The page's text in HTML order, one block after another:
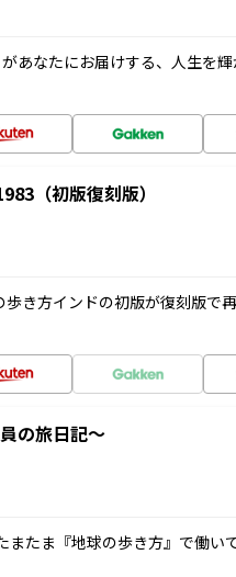
あなたにお届けする、人生を
（初版復刻版）
歩き方インドの初版が復刻版
の旅日記～
たま『地球の歩き方』で働い